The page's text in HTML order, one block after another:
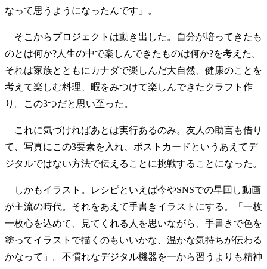
なって思うようになったんです」。
そこからプロジェクトは動き出した。自分が培ってきたも
のとは何か?人生の中で楽しんできたものは何か?を考えた。
それは家族とともにカナダで楽しんだ大自然、健康のことを
考えて楽しむ料理、暇をみつけて楽しんできたクラフト作
り。この3つだと思い至った。
これに気づければあとは実行あるのみ。友人の助言も借り
て、写真にこの3要素を入れ、ポストカードというあえてデ
ジタルではない方法で伝えることに挑戦することになった。
しかもイラスト。レシピといえば今やSNSでの早回し動画
が主流の時代。それをあえて手書きイラストにする。「一枚
一枚心を込めて、見てくれる人を思いながら、手書きで色を
塗ってイラストで描くのもいいかな、温かな気持ちが伝わる
かなって」。不慣れなデジタル機器を一から習うよりも精神